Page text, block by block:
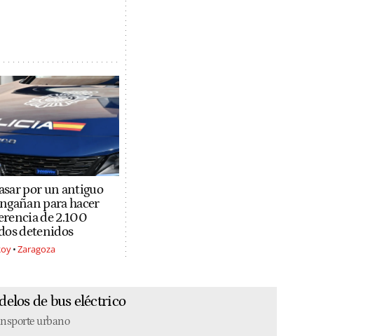
por un antiguo
para hacer
de 2.100
detenidos
Zaragoza
de bus eléctrico
urbano